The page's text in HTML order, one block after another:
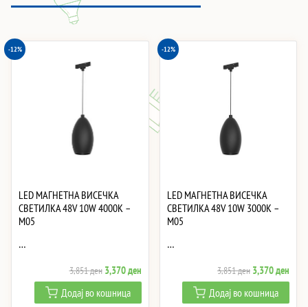
-12%
LED МАГНЕТНА ВИСЕЧКА
СВЕТИЛКА 48V 10W 4000K –
M05
…
3,851ден Original
price
was:
3,370денCurrent
price
is:
Додај во кошница
-12%
LED МАГНЕТНА ВИСЕЧКА
СВЕТИЛКА 48V 10W 3000K –
M05
…
3,851ден Original
price
was:
3,370ден
price
is:
Додај во кошница